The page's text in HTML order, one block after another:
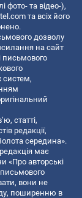
фото- та відео-),
та всіх його
дозволу
на сайт
письмового
систем,
статті,
редакції,
середина».
має
«Про авторські
письмового
вони не
поширенню в